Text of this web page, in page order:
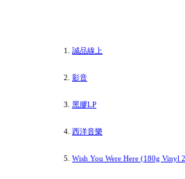
誠品線上
影音
黑膠LP
西洋音樂
Wish You Were Here (180g Vinyl